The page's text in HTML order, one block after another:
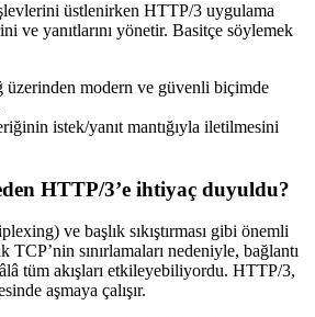
üstlenirken HTTP/3 uygulama
ve yanıtlarını yönetir. Basitçe söylemek
üzerinden modern ve güvenli biçimde
istek/yanıt mantığıyla iletilmesini
HTTP/3’e ihtiyaç duyuldu?
ve başlık sıkıştırması gibi önemli
TCP’nin sınırlamaları nedeniyle, bağlantı
tüm akışları etkileyebiliyordu. HTTP/3,
aşmaya çalışır.